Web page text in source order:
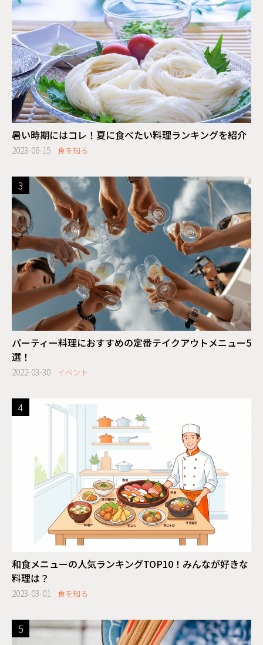
暑い時期にはコレ！夏に食べたい料理ランキングを紹介
2023-06-15 食を知る
パーティー料理におすすめの定番テイクアウトメニュー5
選！
2022-03-30 イベント
和食メニューの人気ランキングTOP10！みんなが好きな
料理は？
2023-03-01 食を知る